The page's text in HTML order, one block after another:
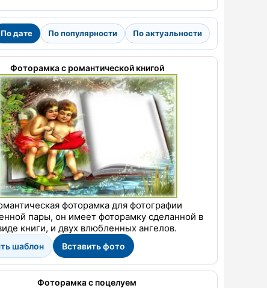
По дате По популярности По актуальности
Фоторамка с романтической книгой
фоторамка для фотографии
пары, он имеет фоторамку сделанной в
книги, и двух влюбленных ангелов.
шаблон Вставить фото
Фоторамка с поцелуем